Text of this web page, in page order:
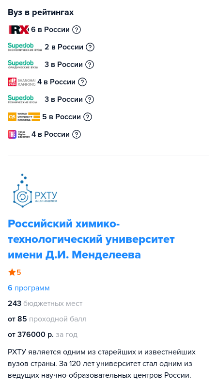
Вуз в рейтингах
6 в России
2 в России
3 в России
4 в России
3 в России
5 в России
4 в России
Российский химико-
технологический университет
имени Д.И. Менделеева
5
6 программ
243 бюджетных мест
от 85 проходной балл
от 376000 р. за год
РХТУ является одним из старейших и известнейших
вузов страны. За 120 лет университет стал одним из
ведущих научно-образовательных центров России.